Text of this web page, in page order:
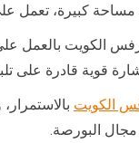
كبيرة، تعمل
الكويت بالعمل
قوية قادرة على
الكويت
البورصة.